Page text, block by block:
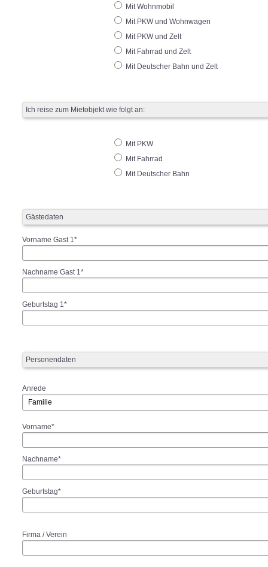
Mit Wohnmobil
Mit PKW und Wohnwagen
Mit PKW und Zelt
Mit Fahrrad und Zelt
Mit Deutscher Bahn und Zelt
Ich reise zum Mietobjekt wie folgt an:
Mit PKW
Mit Fahrrad
Mit Deutscher Bahn
Gästedaten
Vorname Gast 1*
Nachname Gast 1*
Geburtstag 1*
Personendaten
Anrede
Vorname*
Nachname*
Geburtstag*
Firma / Verein